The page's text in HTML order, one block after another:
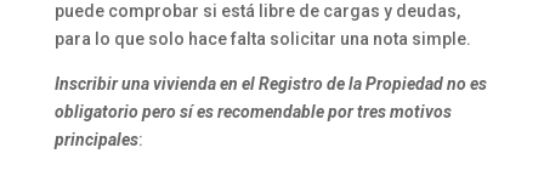
puede comprobar si está libre de cargas y deudas,
para lo que solo hace falta solicitar una nota simple.
Inscribir una vivienda en el Registro de la Propiedad no es
obligatorio pero sí es recomendable por tres motivos
principales: